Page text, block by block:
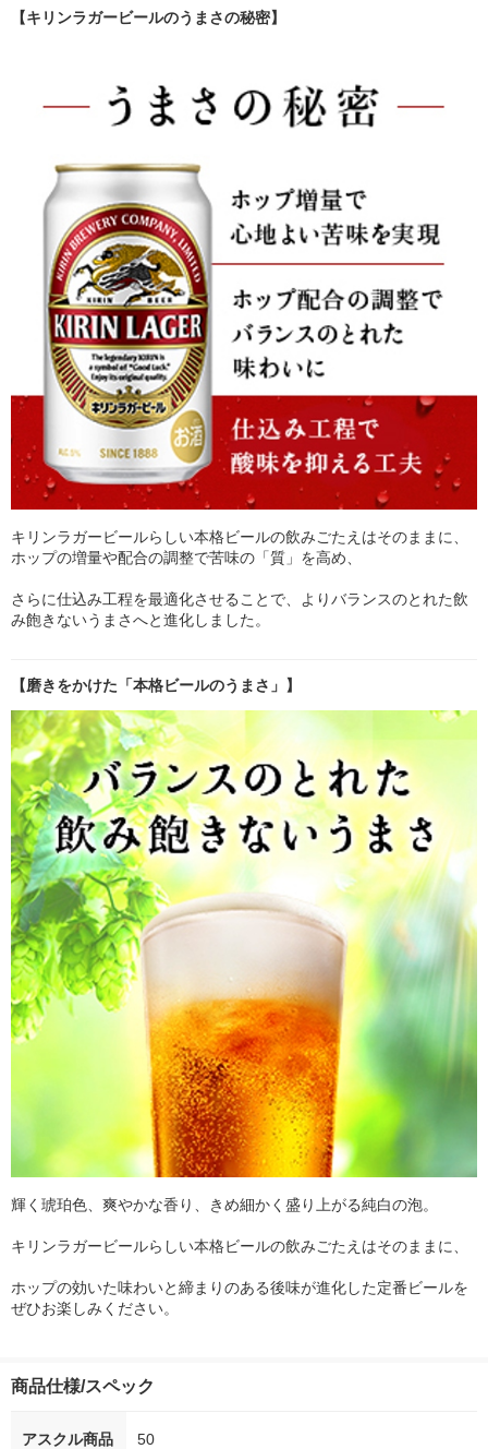
【キリンラガービールのうまさの秘密】
キリンラガービールらしい本格ビールの飲みごたえはそのままに、
ホップの増量や配合の調整で苦味の「質」を高め、
さらに仕込み工程を最適化させることで、よりバランスのとれた飲
み飽きないうまさへと進化しました。
【磨きをかけた「本格ビールのうまさ」】
輝く琥珀色、爽やかな香り、きめ細かく盛り上がる純白の泡。
キリンラガービールらしい本格ビールの飲みごたえはそのままに、
ホップの効いた味わいと締まりのある後味が進化した定番ビールを
ぜひお楽しみください。
商品仕様/スペック
アスクル商品 50